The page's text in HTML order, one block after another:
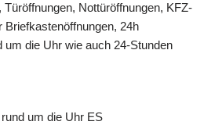
Nottüröffnungen, KFZ-
Briefkastenöffnungen, 24h
um die Uhr wie auch 24-Stunden
um die Uhr ES